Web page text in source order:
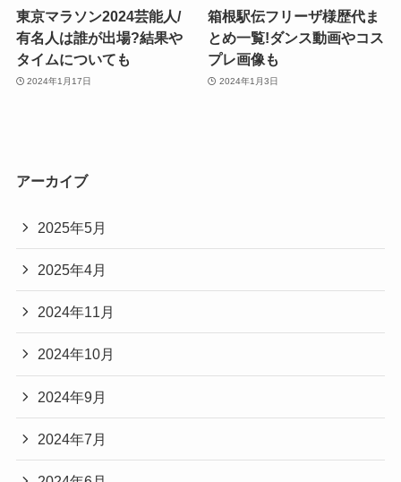
東京マラソン2024芸能人/
有名人は誰が出場?結果や
タイムについても
2024年1月17日
箱根駅伝フリーザ様歴代ま
とめ一覧!ダンス動画やコス
プレ画像も
2024年1月3日
アーカイブ
2025年5月
2025年4月
2024年11月
2024年10月
2024年9月
2024年7月